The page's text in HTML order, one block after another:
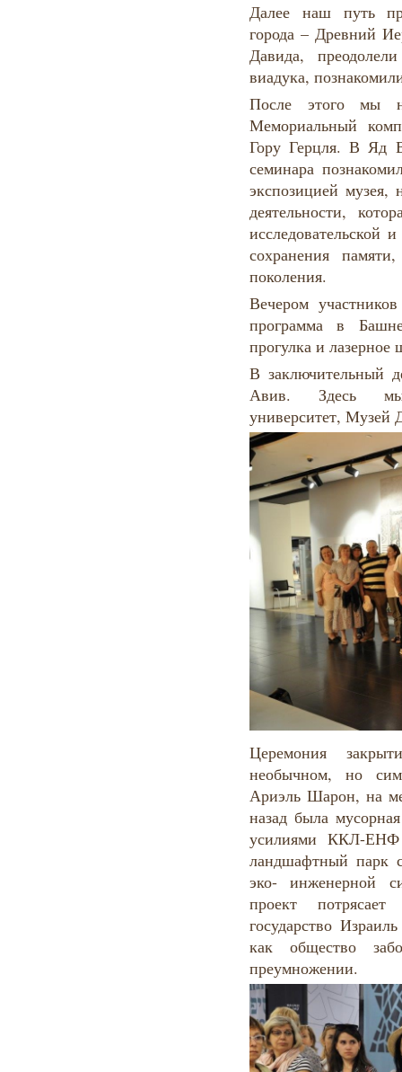
Далее наш путь
города – Древний
Давида,
виадука,
После этого мы
Мемориальный
Гору Герцля. В Яд
семинара
экспозицией музея,
деятельности,
исследовательской
сохранения
поколения.
Вечером
программа в
прогулка и
В заключительный
Авив. Здесь мы
университет, Музей
Церемония
необычном, но
Ариэль Шарон, на
назад была
усилиями ККЛ-ЕНФ
ландшафтный парк
эко- инженерной
проект
государство
как общество
преумножении.